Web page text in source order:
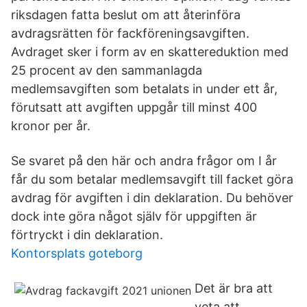
riksdagen fatta beslut om att återinföra
avdragsrätten för fackföreningsavgiften.
Avdraget sker i form av en skattereduktion med
25 procent av den sammanlagda
medlemsavgiften som betalats in under ett år,
förutsatt att avgiften uppgår till minst 400
kronor per år.
Se svaret på den här och andra frågor om I år
får du som betalar medlemsavgift till facket göra
avdrag för avgiften i din deklaration. Du behöver
dock inte göra något själv för uppgiften är
förtryckt i din deklaration.
Kontorsplats goteborg
Det är bra att